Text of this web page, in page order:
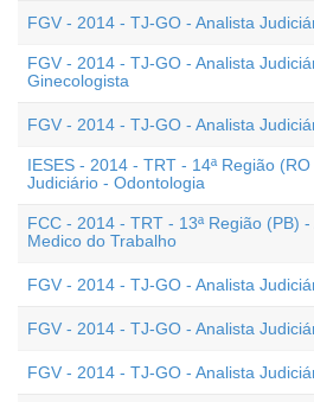
FGV - 2014 - TJ-GO - Analista
FGV - 2014 - TJ-GO - Analista
Ginecologista
FGV - 2014 - TJ-GO - Analista
IESES - 2014 - TRT - 14ª Região
Judiciário - Odontologia
FCC - 2014 - TRT - 13ª Região (PB)
Medico do Trabalho
FGV - 2014 - TJ-GO - Analista
FGV - 2014 - TJ-GO - Analista
FGV - 2014 - TJ-GO - Analista